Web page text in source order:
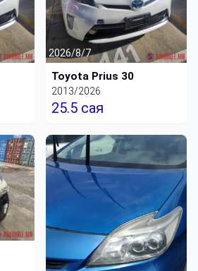
2026/8/7
Toyota Prius 30
2013/2026
25.5 сая